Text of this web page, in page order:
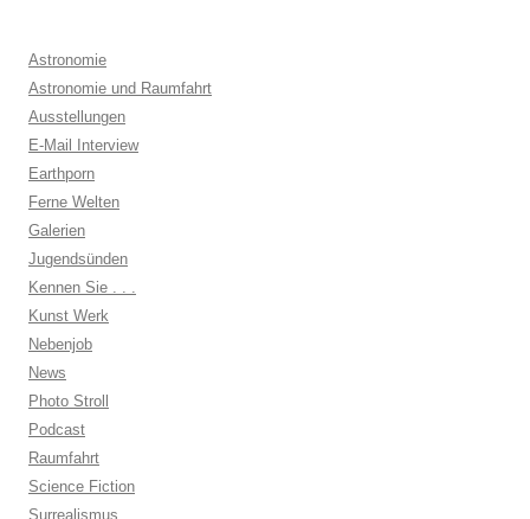
Astronomie
Astronomie und Raumfahrt
Ausstellungen
E-Mail Interview
Earthporn
Ferne Welten
Galerien
Jugendsünden
Kennen Sie . . .
Kunst Werk
Nebenjob
News
Photo Stroll
Podcast
Raumfahrt
Science Fiction
Surrealismus